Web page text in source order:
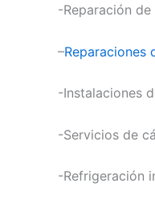
-Reparación
–Reparaciones
-Instalaciones
-Servicios de
-Refrigeración